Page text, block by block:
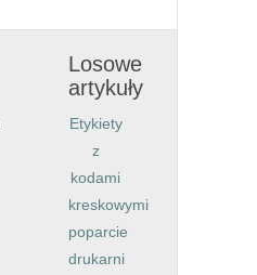
Losowe
artykuły
Etykiety
z
kodami
kreskowymi
poparcie
drukarni